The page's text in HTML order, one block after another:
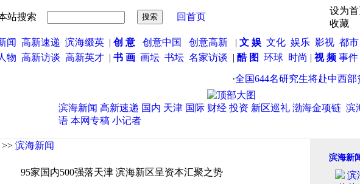
站搜索 回首页
设为
收藏
闻 高新速递 滨海缀英 | 创 意 创意中国 创意高新 | 文 娱 文化 娱乐 影视 都市
物 高新访谈 高新英才 | 书 画 画坛 书坛 名家访谈 | 酷 图 环球 时尚 | 视 频 事件
全国644名研究生将赴中西部贫
滨海新闻 高新速递 国内 天津 国际 财经 投资 新区巡礼 渤海金项链 滨
语 本网专稿 小记者
>> 滨海新闻
95家国内500强落天津 滨海新区呈资本汇聚之势
滨海新